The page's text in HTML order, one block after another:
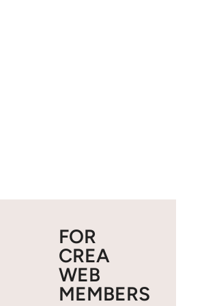
FOR
CREA
WEB
MEMBERS